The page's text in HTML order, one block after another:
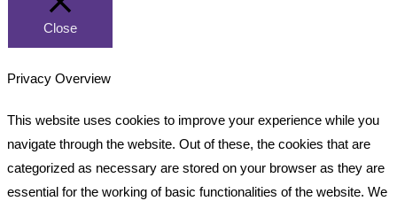
Close
Privacy Overview
This website uses cookies to improve your experience while you
navigate through the website. Out of these, the cookies that are
categorized as necessary are stored on your browser as they are
essential for the working of basic functionalities of the website. We